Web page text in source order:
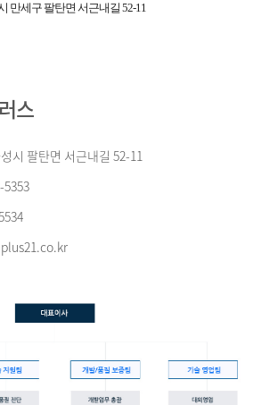
만세구 팔탄면 서근내길 52-11
스
시 팔탄면 서근내길 52-11
5353